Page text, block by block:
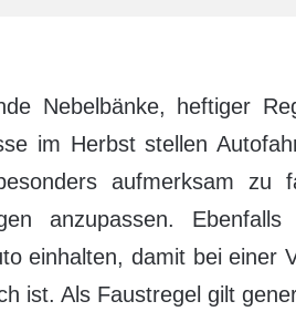
Nebelbänke, heftiger
im Herbst stellen
aufmerksam zu
anzupassen.
einhalten, damit bei einer
ist. Als Faustregel gilt